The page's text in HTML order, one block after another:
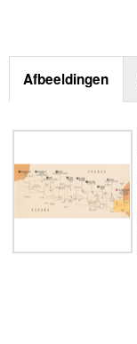
Afbeeldingen